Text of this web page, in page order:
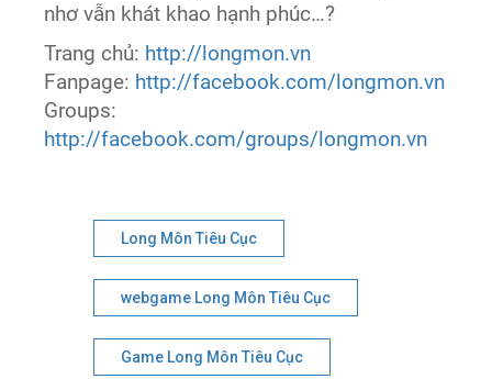
nhơ vẫn khát khao hạnh phúc…?
Trang chủ: http://longmon.vn
Fanpage: http://facebook.com/longmon.vn
Groups:
http://facebook.com/groups/longmon.vn
Long Môn Tiêu Cục
webgame Long Môn Tiêu Cục
Game Long Môn Tiêu Cục